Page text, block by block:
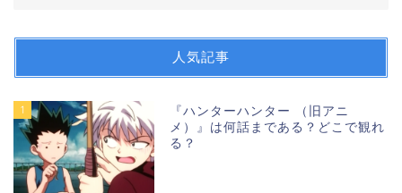
人気記事
1
『ハンターハンター （旧アニ
メ）』は何話まである？どこで観れ
る？